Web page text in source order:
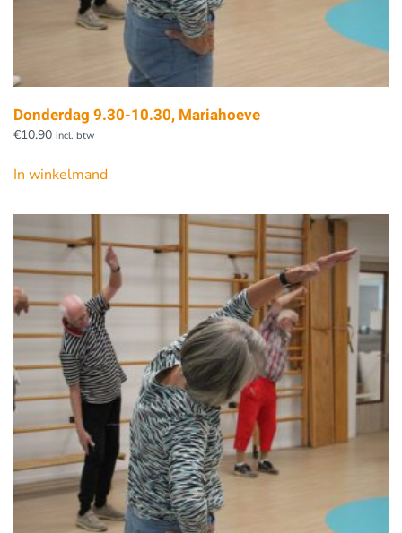
Donderdag 9.30-10.30, Mariahoeve
€10.90 incl. btw
In winkelmand